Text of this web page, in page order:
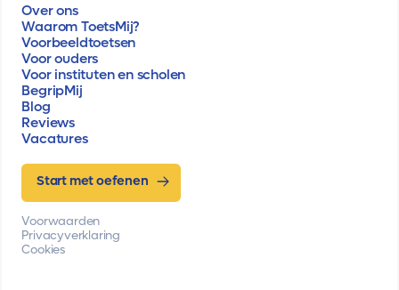
Over ons
Waarom ToetsMij?
Voorbeeldtoetsen
Voor ouders
Voor instituten en scholen
BegripMij
Blog
Reviews
Vacatures
Start met oefenen
Voorwaarden
Privacyverklaring
Cookies